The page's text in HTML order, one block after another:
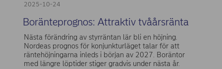
2025-10-24
Boränteprognos: Attraktiv tvåårsränta
Nästa förändring av styrräntan lär bli en höjning.
Nordeas prognos för konjunkturläget talar för att
räntehöjningarna inleds i början av 2027. Boräntor
med längre löptider stiger gradvis under nästa år.